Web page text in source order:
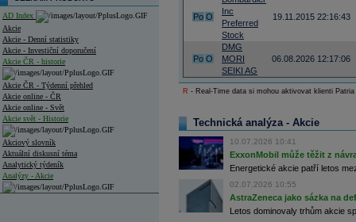
AD Index
Akcie
Akcie - Denní statistiky
Akcie - Investiční doporučení
Akcie ČR - historie
Akcie ČR - Týdenní přehled
Akcie online - ČR
Akcie online - Svět
Akcie svět - Historie
Akciový slovník
Aktuální diskusní téma
Analytický týdeník
Analýzy - Akcie
Po O
Inc
Preferred
Stock
19.11.2015 22:16:43
Po O
DMG
MORI
SEIKI AG
06.08.2026 12:17:06
R - Real-Time data si mohou aktivovat klienti
Technická analýza - Akcie
10.07.2026 10:41
ExxonMobil může těžit z
Energetické akcie patří letos
02.07.2026 10:55
AstraZeneca jako sázka na
Letos dominovaly trhům akcie